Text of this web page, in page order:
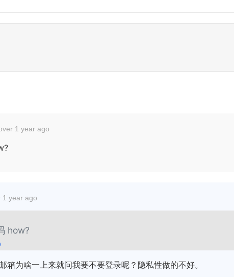
1 year ago
1 year ago
how?
箱为啥一上来就问我要不要登录呢？隐私性做的不好。